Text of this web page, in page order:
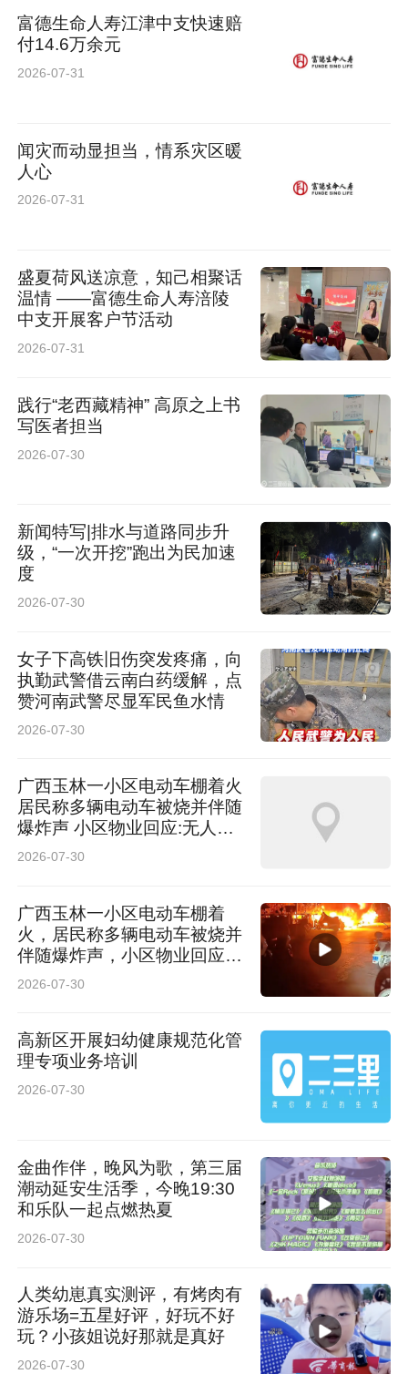
凝聚向善力量，彰显城市文明温度
动，实现“爱心可看见、可传播、可参与”，推动
全民公益成为城市新风尚。西安爱尔古城眼科医
会责任，助力提升市民幸福感与城市文明形象。
随着公益大行动全面启动，社会各界将通力协
考试环境。预祝广大考生执笔逐梦，金榜题名。
富德生命人寿江津中支快速赔
付14.6万余元
2026-07-31
闻灾而动显担当，情系灾区暖
人心
2026-07-31
盛夏荷风送凉意，知己相聚话
温情 ——富德生命人寿涪陵
中支开展客户节活动
2026-07-31
践行“老西藏精神” 高原之上书
写医者担当
2026-07-30
新闻特写|排水与道路同步升
级，“一次开挖”跑出为民加速
度
2026-07-30
女子下高铁旧伤突发疼痛，向
执勤武警借云南白药缓解，点
赞河南武警尽显军民鱼水情
2026-07-30
广西玉林一小区电动车棚着火
居民称多辆电动车被烧并伴随
爆炸声 小区物业回应:无人员
伤亡
2026-07-30
广西玉林一小区电动车棚着
火，居民称多辆电动车被烧并
伴随爆炸声，小区物业回应:
无人员伤亡
2026-07-30
高新区开展妇幼健康规范化管
理专项业务培训
2026-07-30
金曲作伴，晚风为歌，第三届
潮动延安生活季，今晚19:30
和乐队一起点燃热夏
2026-07-30
人类幼崽真实测评，有烤肉有
游乐场=五星好评，好玩不好
玩？小孩姐说好那就是真好
2026-07-30